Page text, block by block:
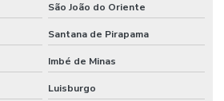
São João do Oriente
Santana de Pirapama
Imbé de Minas
Luisburgo